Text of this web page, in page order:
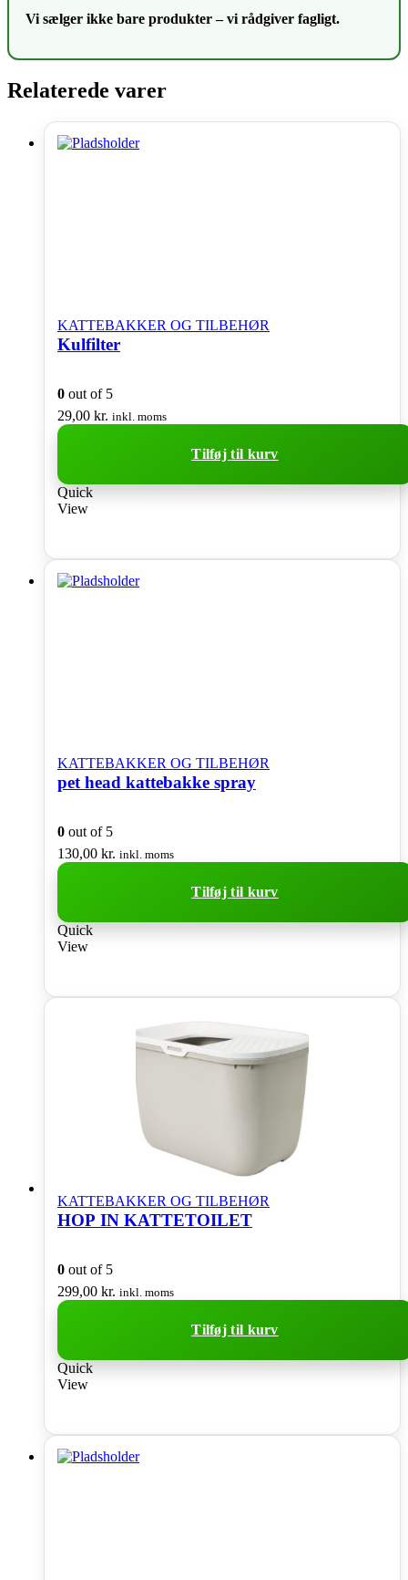
Vi sælger ikke bare produkter – vi rådgiver fagligt.
Relaterede varer
KATTEBAKKER OG TILBEHØR
Kulfilter
0 out of 5
29,00 kr. inkl. moms
Tilføj til kurv
Quick
View
KATTEBAKKER OG TILBEHØR
pet head kattebakke spray
0 out of 5
130,00 kr. inkl. moms
Tilføj til kurv
Quick
View
KATTEBAKKER OG TILBEHØR
HOP IN KATTETOILET
0 out of 5
299,00 kr. inkl. moms
Tilføj til kurv
Quick
View